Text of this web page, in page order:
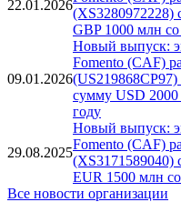
22.01.2026
(XS3280972228)
GBP 1000 млн
09.01.2026
Новый выпуск:
Fomento (CAF)
(US219868CP97)
сумму USD
году
29.08.2025
Новый выпуск:
Fomento (CAF)
(XS3171589040)
EUR 1500 млн
Все новости организации